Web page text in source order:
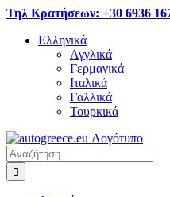
Μετάβαση
περιεχόμενο
Τηλ Κρατήσεων: +30 6936
Ελληνικά
Αγγλικά
Γερμανικά
Ιταλικά
Γαλλικά
Τουρκικά
Αναζήτηση
για: